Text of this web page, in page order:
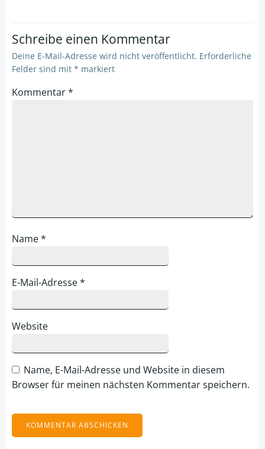
Schreibe einen Kommentar
Deine E-Mail-Adresse wird nicht veröffentlicht. Erforderliche
Felder sind mit * markiert
Kommentar*
Name*
E-Mail-Adresse*
Website
Name, E-Mail-Adresse und Website in diesem
Browser für meinen nächsten Kommentar speichern.